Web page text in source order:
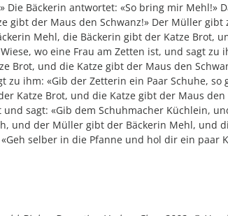
Bäckerin antwortet: «So bring mir Mehl!»
gibt der Maus den Schwanz!» Der Müller gibt
Mehl, die Bäckerin gibt der Katze Brot,
wo eine Frau am Zetten ist, und sagt zu
und die Katze gibt der Maus den
zu ihm: «Gib der Zetterin ein Paar Schuhe,
Katze Brot, und die Katze gibt der Maus den
sagt: «Gib dem Schuhmacher Küchlein,
und der Müller gibt der Bäckerin Mehl, und
selber in die Pfanne und hol dir ein paar